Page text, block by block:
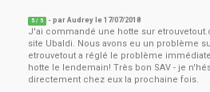
5 / 5 - parAudrey le17/07/2018
J'ai commandé une hotte sur
site Ubaldi. Nous avons eu un problème
etrouvetout a réglé le problème
hotte le lendemain! Très bon SAV - je
directement chez eux la prochaine fois.